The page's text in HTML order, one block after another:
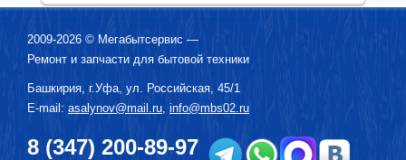
2009-2026 © Мегабытсервис —
Ремонт и запчасти для бытовой техники
Башкирия, г.Уфа, ул. Российская, 45/1
E-mail: asalynov@mail.ru, info@mbs02.ru
8 (347) 200-89-97